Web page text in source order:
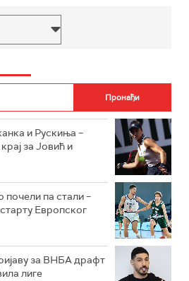
и Рускиња –
за Јовић и
почели па стали –
Европског
за ВНБА драфт
лиге